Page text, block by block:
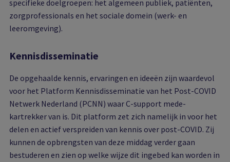
specifieke doelgroepen: het algemeen publiek, patiënten,
zorgprofessionals en het sociale domein (werk- en
leeromgeving).
Kennisdisseminatie
De opgehaalde kennis, ervaringen en ideeën zijn waardevol
voor het Platform Kennisdisseminatie van het Post-COVID
Netwerk Nederland (PCNN) waar C-support mede-
kartrekker van is. Dit platform zet zich namelijk in voor het
delen en actief verspreiden van kennis over post-COVID. Zij
kunnen de opbrengsten van deze middag verder gaan
bestuderen en zien op welke wijze dit ingebed kan worden in